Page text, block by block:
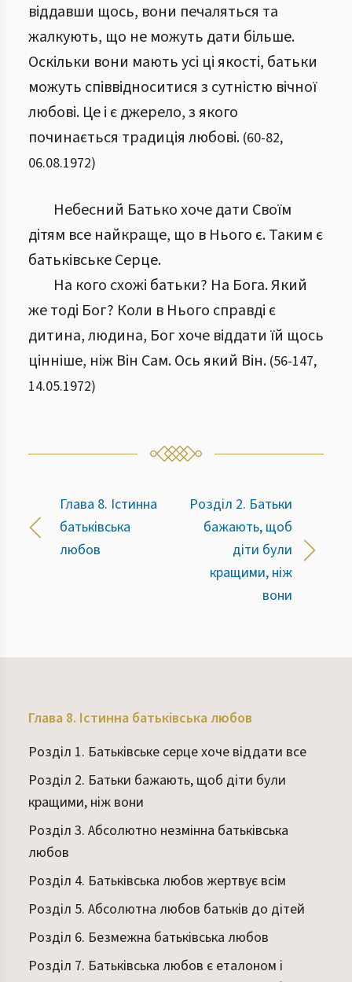
віддавши щось, вони печаляться та
жалкують, що не можуть дати більше.
Оскільки вони мають усі ці якості, батьки
можуть співвідноситися з сутністю вічної
любові. Це і є джерело, з якого
починається традиція любові. (60-82,
06.08.1972)
Небесний Батько хоче дати Своїм
дітям все найкраще, що в Нього є. Таким є
батьківське Серце.
На кого схожі батьки? На Бога. Який
же тоді Бог? Коли в Нього справді є
дитина, людина, Бог хоче віддати їй щось
цінніше, ніж Він Сам. Ось який Він. (56-147,
14.05.1972)
Глава 8. Істинна
батьківська
любов
Розділ 2. Батьки
бажають, щоб
діти були
кращими, ніж
вони
Глава 8. Істинна батьківська любов
Розділ 1. Батьківське серце хоче віддати все
Розділ 2. Батьки бажають, щоб діти були
кращими, ніж вони
Розділ 3. Абсолютно незмінна батьківська
любов
Розділ 4. Батьківська любов жертвує всім
Розділ 5. Абсолютна любов батьків до дітей
Розділ 6. Безмежна батьківська любов
Розділ 7. Батьківська любов є еталоном і